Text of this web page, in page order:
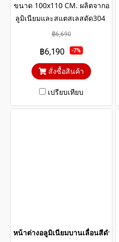
ขนาด 100x110 CM. ผลิตจากอ
ลูมิเนียมและสแตสเลสดัด304
แข็งแรงทนทาน รับประกันไม่
กระจกสีเขียวใสตัดแสงป้องกัน
ความร้อนและรังสียูวี
฿6,690
฿6,190 -7%
สั่งซื้อสินค้า
เปรียบเทียบ
หน้าต่างอลูมิเนียมบานเลื่อนสีดำ